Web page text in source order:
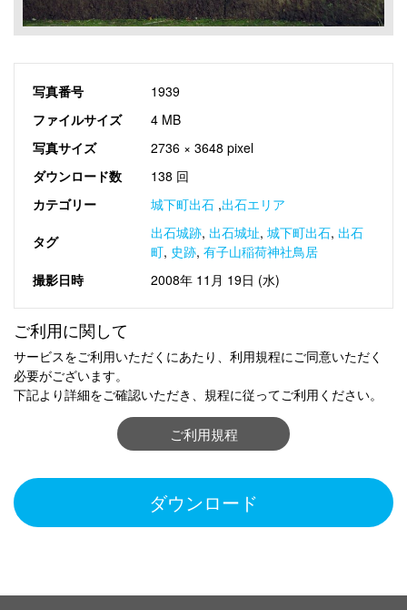
写真番号
1939
ファイルサイズ
4 MB
写真サイズ
2736 × 3648 pixel
ダウンロード数
138 回
カテゴリー
城下町出石 ,出石エリア
タグ 出石城跡, 出石城址, 城下町出石, 出石
町, 史跡, 有子山稲荷神社鳥居
撮影日時
2008年 11月 19日 (水)
ご利用に関して
サービスをご利用いただくにあたり、利用規程にご同意いただく
必要がございます。
下記より詳細をご確認いただき、規程に従ってご利用ください。
ご利用規程
ダウンロード